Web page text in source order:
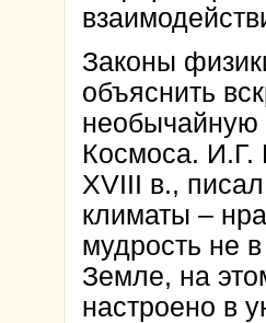
Законы
объяснить
необычайную
Космоса. И.Г.
ХVIII в.,
климаты –
мудрость не
Земле, на
настроено в